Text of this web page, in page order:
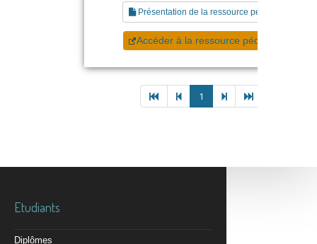
Présentation de la ressource pédagogique
Accéder à la ressource pédagogique
1
Etudiants
Diplômes